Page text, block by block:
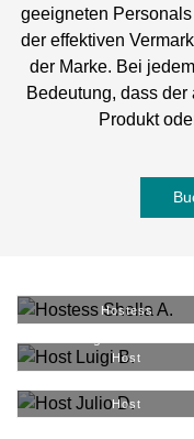
geeigneten
der effektiven
der Marke. Bei
Bedeutung, dass
Produkt
Hostess
Host
Host